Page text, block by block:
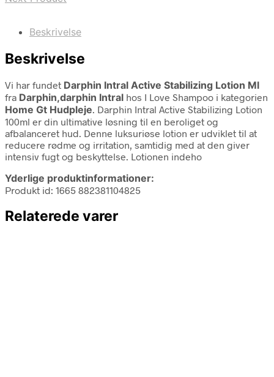
Beskrivelse
Beskrivelse
Vi har fundet Darphin Intral Active Stabilizing Lotion Ml
fra Darphin,darphin Intral hos I Love Shampoo i kategorien
Home Gt Hudpleje. Darphin Intral Active Stabilizing Lotion
100ml er din ultimative løsning til en beroliget og
afbalanceret hud. Denne luksuriøse lotion er udviklet til at
reducere rødme og irritation, samtidig med at den giver
intensiv fugt og beskyttelse. Lotionen indeho
Yderlige produktinformationer:
Produkt id: 1665 882381104825
Relaterede varer